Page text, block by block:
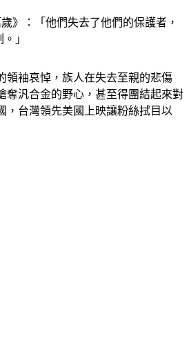
》：「他們失去了他們的保護者，
」
領袖哀悼，族人在失去至親的悲傷
奪汎合金的野心，甚至得團結起來對
，台灣領先美國上映讓粉絲拭目以